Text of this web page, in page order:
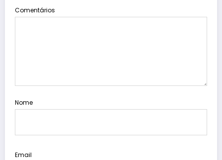
Comentários
Nome
Email